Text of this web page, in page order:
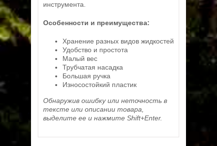
инструмента.
Особенности и преимущества:
Хранение разных видов жидкостей
Удобство и простота
Малый вес
Трубчатая насадка
Большая ручка
Износостойкий пластик
Обнаружив ошибку или неточность в
тексте или описании товара,
выделите ее и нажмите Shift+Enter.